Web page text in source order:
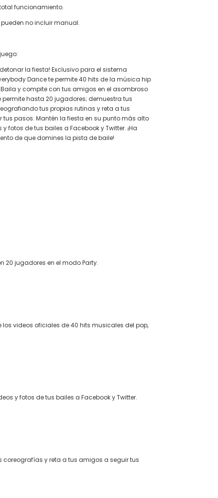
funcionamiento.
no incluir manual.
la fiesta! Exclusivo para el sistema
Dance te permite 40 hits de la música hip
y compite con tus amigos en el asombroso
hasta 20 jugadores; demuestra tus
tus propias rutinas y reta a tus
pasos. Mantén la fiesta en su punto más alto
fotos de tus bailes a Facebook y Twitter. ¡Ha
de que domines la pista de baile!
20 jugadores en el modo Party.
los videos oficiales de 40 hits musicales del pop,
y fotos de tus bailes a Facebook y Twitter.
coreografías y reta a tus amigos a seguir tus